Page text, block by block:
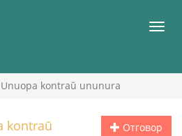
Unuopa kontraŭ ununura
Отговор
kontraŭ